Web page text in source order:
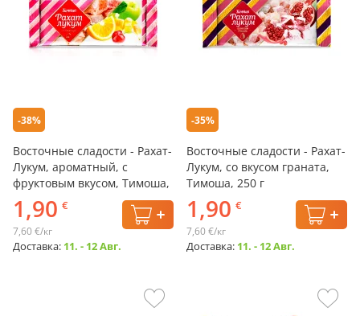
-38%
Восточные сладости - Рахат-
Лукум, ароматный, с
фруктовым вкусом, Тимоша,
250 г
1,90 €
7,60 €/кг
Доставка: 11. - 12 Авг.
-35%
Восточные сладости - Рахат-
Лукум, со вкусом граната,
Тимоша, 250 г
1,90 €
7,60 €/кг
Доставка: 11. - 12 Авг.